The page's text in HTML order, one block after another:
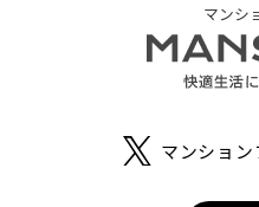
マンシ
マンショ